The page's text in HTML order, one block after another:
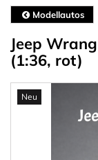
Modellautos
Jeep
(1:36, rot)
Neu